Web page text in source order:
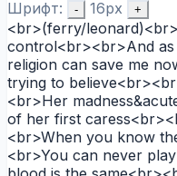
Шрифт: - 16px +
<br>(ferry/
control<br><br>And
religion can save me
trying to
<br>Her
of her first
<br>When you know
<br>You can never